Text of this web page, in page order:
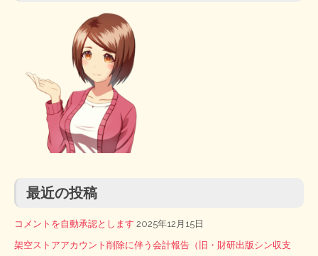
最近の投稿
コメントを自動承認とします 2025年12月15日
架空ストアアカウント削除に伴う会計報告（旧・財研出版シン収支